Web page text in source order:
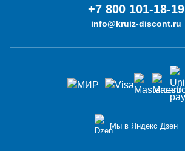
+7 800 101-18-19
info@kruiz-discont.ru
Мы в Яндекс Дзен